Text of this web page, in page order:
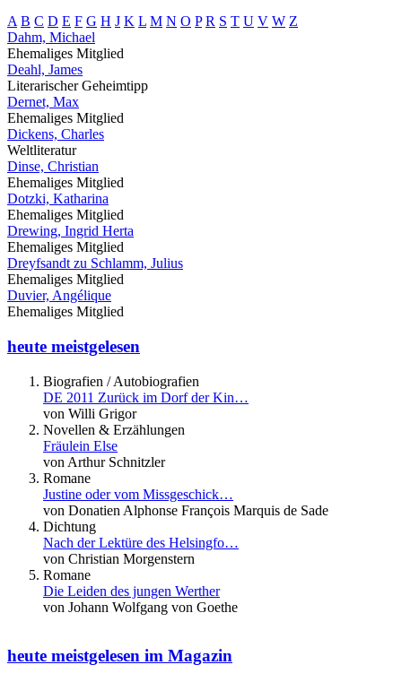
A B C D E F G H J K L M N O P R S T U V W Z
Dahm, Michael
Ehemaliges Mitglied
Deahl, James
Literarischer Geheimtipp
Dernet, Max
Ehemaliges Mitglied
Dickens, Charles
Weltliteratur
Dinse, Christian
Ehemaliges Mitglied
Dotzki, Katharina
Ehemaliges Mitglied
Drewing, Ingrid Herta
Ehemaliges Mitglied
Dreyfsandt zu Schlamm, Julius
Ehemaliges Mitglied
Duvier, Angélique
Ehemaliges Mitglied
heute meistgelesen
Biografien / Autobiografien
DE 2011 Zurück im Dorf der Kin…
von Willi Grigor
Novellen & Erzählungen
Fräulein Else
von Arthur Schnitzler
Romane
Justine oder vom Missgeschick…
von Donatien Alphonse François Marquis de Sade
Dichtung
Nach der Lektüre des Helsingfo…
von Christian Morgenstern
Romane
Die Leiden des jungen Werther
von Johann Wolfgang von Goethe
heute meistgelesen im Magazin